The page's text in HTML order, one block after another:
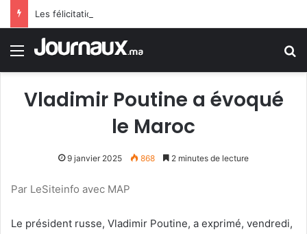
Menu
Vladimir Poutine a évoqué
le Maroc
9 janvier 2025 868 2 minutes de lecture
Par LeSiteinfo avec MAP
Le président russe, Vladimir Poutine, a exprimé, vendredi,